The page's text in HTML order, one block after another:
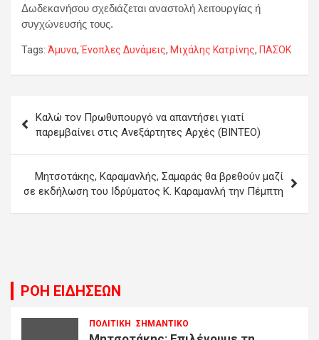
Δωδεκανήσου σχεδιάζεται αναστολή λειτουργίας ή
συγχώνευσής τους.
Tags: Άμυνα,Ένοπλες Δυνάμεις, Μιχάλης Κατρίνης, ΠΑΣΟΚ
άρθρων
Καλώ τον Πρωθυπουργό να απαντήσει γιατί
παρεμβαίνει στις Ανεξάρτητες Αρχές (ΒΙΝΤΕΟ)
Μητσοτάκης, Καραμανλής, Σαμαράς θα βρεθούν μαζί
σε εκδήλωση του Ιδρύματος Κ. Καραμανλή την Πέμπτη
ΡΟΗ ΕΙΔΗΣΕΩΝ
ΠΟΛΙΤΙΚΗ ΣΗΜΑΝΤΙΚΟ